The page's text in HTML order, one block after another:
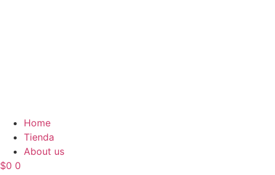
Home
Tienda
About us
$0 0